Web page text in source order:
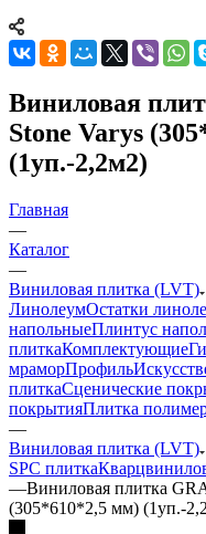
Виниловая
Stone Varys
(1уп.-2,2м2)
Главная
—
Каталог
—
Виниловая плитка (LVT)
ЛинолеумОстатки
напольныеПлинтус
плиткаКомплектующие
мраморПрофиль
плиткаСценические
покрытияПлитка
—
Виниловая плитка (LVT)
SPC плитка
—Виниловая плитка
(305*610*2,5 мм) (1уп.-